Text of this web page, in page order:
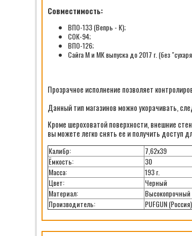
Совместимость:
ВПО-133 (Вепрь - К);
СОК-94;
ВПО-126;
Сайга М и МК выпуска до 2017 г. (без
Прозрачное исполнение позволяет
Данный тип магазинов можно укорачивать,
Кроме шероховатой поверхности, внешние
вы можете легко снять ее и получить доступ
Калибр:
7,62х39
Ёмкость:
30
Масса:
193 г.
Цвет:
Черный
Материал:
Производитель:
PUFGUN (Россия)